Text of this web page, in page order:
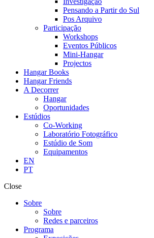
Pensando a Partir do Sul
Pos Arquivo
Participação
Workshops
Eventos Públicos
Mini-Hangar
Projectos
Hangar Books
Hangar Friends
A Decorrer
Hangar
Oportunidades
Estúdios
Co-Working
Laboratório Fotográfico
Estúdio de Som
Equipamentos
EN
PT
Close
Sobre
Sobre
Redes e parceiros
Programa